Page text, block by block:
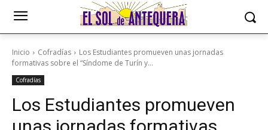
Inicio Cofradías
Los Estudiantes promueven unas jornadas
formativas sobre el “Síndome de Turín y...
Cofradías
Los Estudiantes promueven